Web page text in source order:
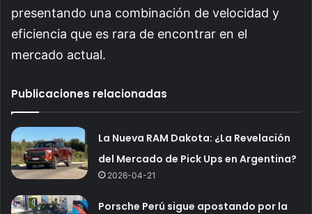
presentando una combinación de velocidad y
eficiencia que es rara de encontrar en el
mercado actual.
Publicaciones relacionadas
La Nueva RAM Dakota: ¿La Revelación
del Mercado de Pick Ups en Argentina?
2026-04-21
Porsche Perú sigue apostando por la